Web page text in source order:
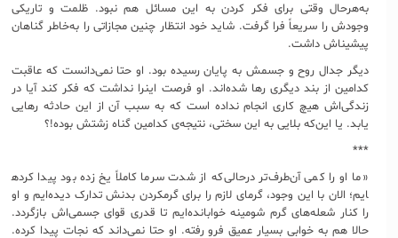
به‌هرحال وقتی برای فکر کردن به این مسائل هم نبود. ظلمت و تاریکی
وجودش را سریعاً فرا گرفت. شاید خود انتظار چنین مجازاتی را به‌خاطر گناهان
پیشین​اش داشت.
دیگر جدال روح و جسمش به پایان رسیده بود. او حتا نمی‌دانست که عاقبت
کدامین از بند دیگری رها شده‌اند. او فرصت این​را نداشت که فکر کند آیا در
زندگی‌اش هیچ کاری انجام نداده است که به سبب آن از این حادثه رهایی
یابد. یا این‌که بلایی به این سختی، نتیجه‌ی کدامین گناه زشتش بوده!؟
***
«ما او را کمی آن‌طرف‌تر درحالی‌که از شدت سرما کاملاً یخ زده بود پیدا کرده​
ایم؛ الان با این وجود، گرمای لازم را برای گرم​کردن بدنش تدارک دیده‌ایم و او
را کنار شعله‌های گرم شومینه خوابانده‌ایم تا قدری قوای جسمی‌اش بازگردد.
حالا هم به خوابی بسیار عمیق فرو رفته. او حتا نمی‌داند که نجات پیدا کرده.